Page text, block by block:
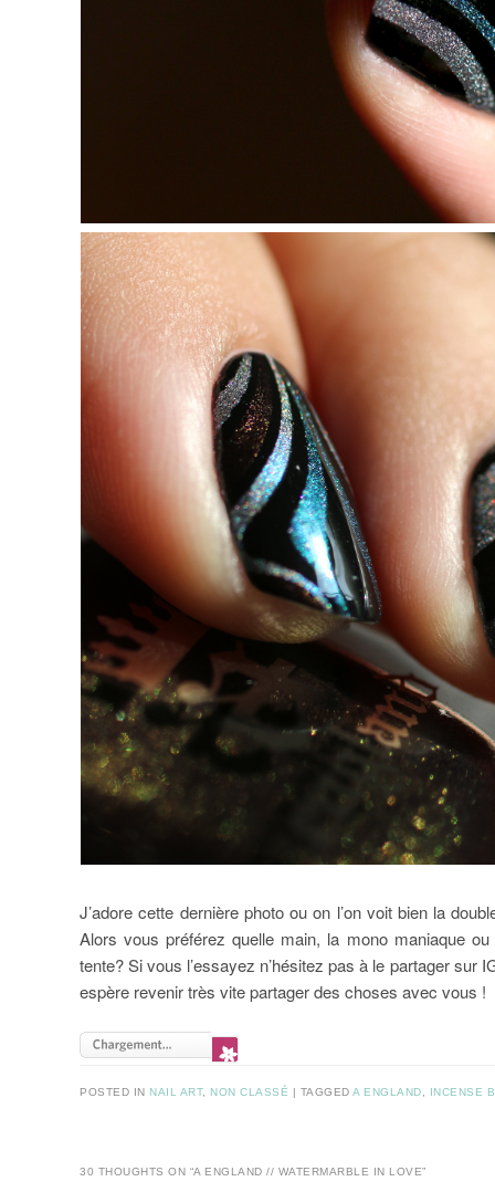
J’adore cette dernière photo ou on l’on voit bien la
Alors vous préférez quelle main, la mono maniaque
tente? Si vous l’essayez n’hésitez pas à le partager sur
espère revenir très vite partager des choses avec vous !
POSTED IN NAIL ART, NON CLASSÉ | TAGGEDA ENGLAND INCENSE
30 THOUGHTS ON “A ENGLAND // WATERMARBLE IN LOVE”